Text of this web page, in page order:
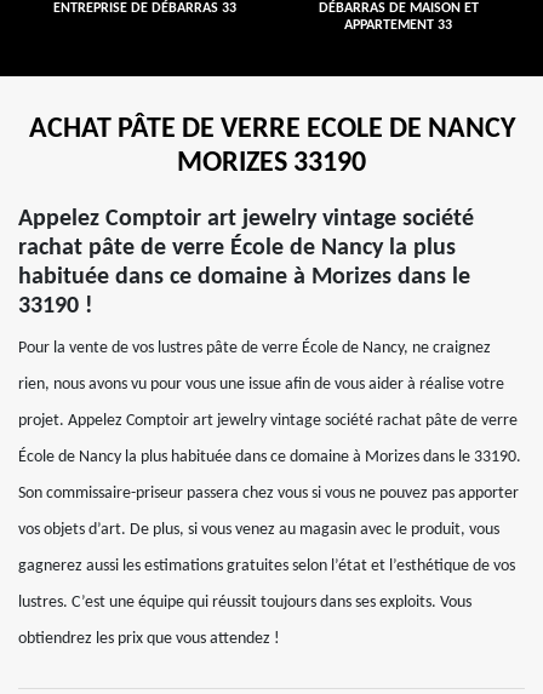
ENTREPRISE DE DÉBARRAS 33
DÉBARRAS DE MAISON ET
APPARTEMENT 33
ACHAT PÂTE DE VERRE ECOLE DE NANCY
MORIZES 33190
Appelez Comptoir art jewelry vintage société
rachat pâte de verre École de Nancy la plus
habituée dans ce domaine à Morizes dans le
33190 !
Pour la vente de vos lustres pâte de verre École de Nancy, ne craignez
rien, nous avons vu pour vous une issue afin de vous aider à réalise votre
projet. Appelez Comptoir art jewelry vintage société rachat pâte de verre
École de Nancy la plus habituée dans ce domaine à Morizes dans le 33190.
Son commissaire-priseur passera chez vous si vous ne pouvez pas apporter
vos objets d’art. De plus, si vous venez au magasin avec le produit, vous
gagnerez aussi les estimations gratuites selon l’état et l’esthétique de vos
lustres. C’est une équipe qui réussit toujours dans ses exploits. Vous
obtiendrez les prix que vous attendez !